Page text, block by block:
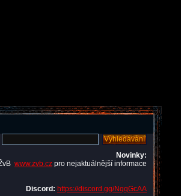
Novinky:
www.zvb.cz pro nejaktuálnější informace
Discord: https://discord.gg/NqqGcAA